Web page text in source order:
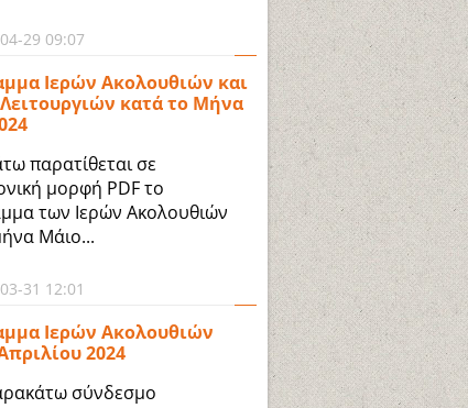
29 09:07
Ιερών Ακολουθιών και
κατά το Μήνα
παρατίθεται σε
μορφή PDF το
των Ιερών Ακολουθιών
Μάιο...
31 12:01
Ιερών Ακολουθιών
2024
σύνδεσμο